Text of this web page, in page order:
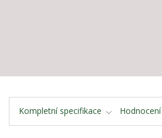
Kompletní specifikace Hodnocení